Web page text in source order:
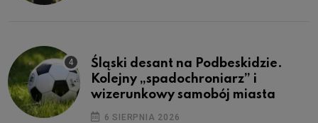
Śląski desant na Podbeskidzie.
Kolejny „spadochroniarz” i
wizerunkowy samobój miasta
6 SIERPNIA 2026